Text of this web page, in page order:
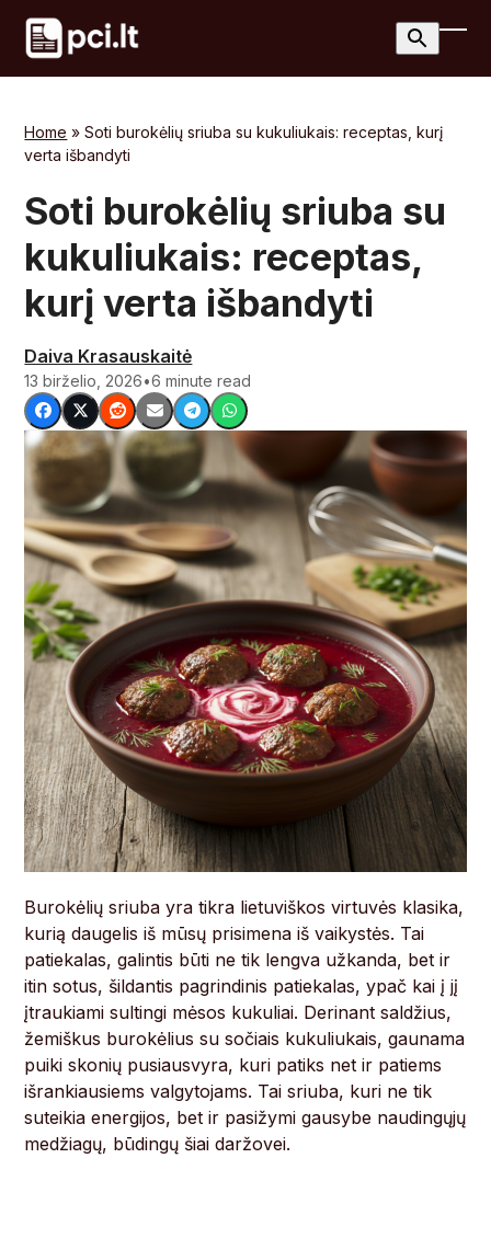
Skip
content
Home »Soti burokėlių sriuba su kukuliukais: receptas, kurį
verta išbandyti
Soti burokėlių sriuba su
kukuliukais: receptas,
kurį verta išbandyti
Daiva Krasauskaitė
13 birželio, 2026•6 minute read
Burokėlių sriuba yra tikra lietuviškos virtuvės klasika,
kurią daugelis iš mūsų prisimena iš vaikystės. Tai
patiekalas, galintis būti ne tik lengva užkanda, bet ir
itin sotus, šildantis pagrindinis patiekalas, ypač kai į jį
įtraukiami sultingi mėsos kukuliai. Derinant saldžius,
žemiškus burokėlius su sočiais kukuliukais, gaunama
puiki skonių pusiausvyra, kuri patiks net ir patiems
išrankiausiems valgytojams. Tai sriuba, kuri ne tik
suteikia energijos, bet ir pasižymi gausybe naudingųjų
medžiagų, būdingų šiai daržovei.